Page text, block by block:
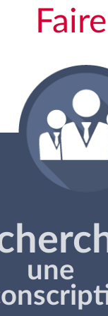
une